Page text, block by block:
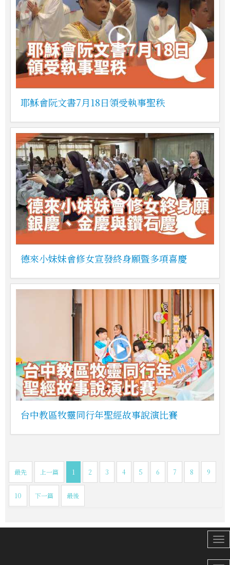
耶穌會阮文書7月18日領受執事聖秩
德來小妹妹會修女宣發終身願暨多項喜慶
台中教區牧靈同行年聖經故事說演比賽
最先 上一篇 1 2 3 4 5 6 7 8 9
10 下一篇 最後